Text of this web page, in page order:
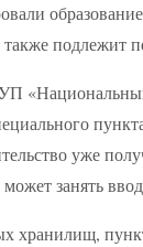
также
уже
занять
хранилищ,